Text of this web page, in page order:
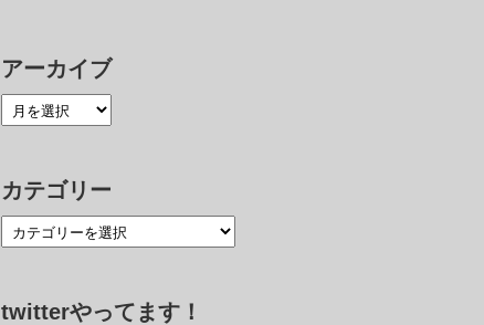
アーカイブ
カテゴリー
twitterやってます！